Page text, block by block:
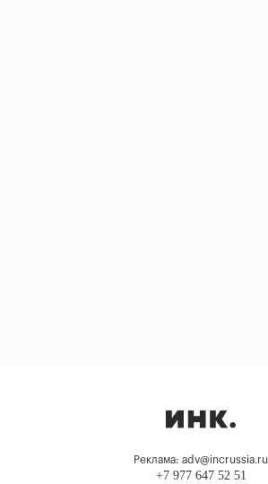
Реклама: adv@incrussia.ru
+7 977 647 52 51